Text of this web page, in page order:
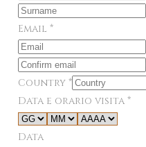
Email *
Country *
Data e orario visita *
Data